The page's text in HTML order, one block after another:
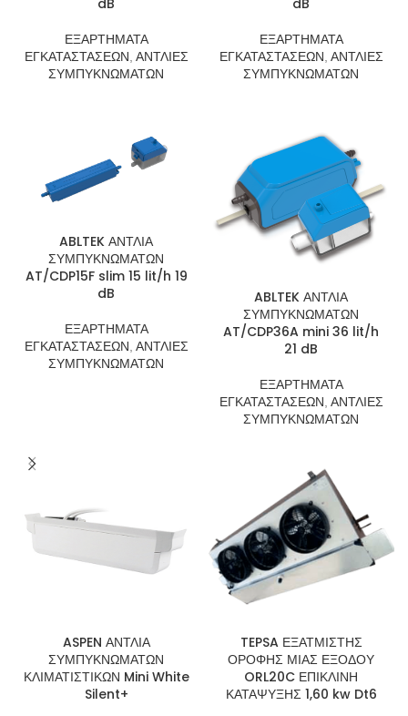
ΕΞΑΡΤΗΜΑΤΑ
ΕΓΚΑΤΑΣΤΑΣΕΩΝ ΑΝΤΛΙΕΣ
ΣΥΜΠΥΚΝΩΜΑΤΩΝ
ΕΞΑΡΤΗΜΑΤΑ
ΕΓΚΑΤΑΣΤΑΣΕΩΝ ΑΝΤΛΙΕΣ
ΣΥΜΠΥΚΝΩΜΑΤΩΝ
ABLTEK ΑΝΤΛΙΑ
ΣΥΜΠΥΚΝΩΜΑΤΩΝ
AT/CDP15F slim 15 lit/h 19
dB
ΕΞΑΡΤΗΜΑΤΑ
ΕΓΚΑΤΑΣΤΑΣΕΩΝ, ΑΝΤΛΙΕΣ
ΣΥΜΠΥΚΝΩΜΑΤΩΝ
ABLTEK ΑΝΤΛΙΑ
ΣΥΜΠΥΚΝΩΜΑΤΩΝ
AT/CDP36A mini 36 lit/h
21 dB
ΕΞΑΡΤΗΜΑΤΑ
ΕΓΚΑΤΑΣΤΑΣΕΩΝ ΑΝΤΛΙΕΣ
ΣΥΜΠΥΚΝΩΜΑΤΩΝ
ASPEN ΑΝΤΛΙΑ
ΣΥΜΠΥΚΝΩΜΑΤΩΝ
ΚΛΙΜΑΤΙΣΤΙΚΩΝ Mini White
Silent+
TEPSA ΕΞΑΤΜΙΣΤΗΣ
ΟΡΟΦΗΣ ΜΙΑΣ ΕΞΟΔΟΥ
ORL20C ΕΠΙΚΛΙΝΗ
ΚΑΤΑΨΥΞΗΣ 1,60 kw Dt6